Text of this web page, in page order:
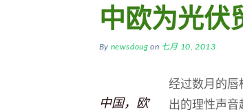
中欧为光伏
By newsdoug on 七月 10, 2013
中国，欧
经过数月的唇
出的理性声